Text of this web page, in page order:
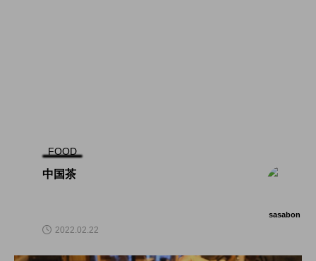
FOOD
中国茶
sasabon
2022.02.22